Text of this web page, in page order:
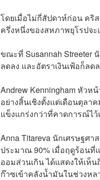
โดยเมื่อไม่กี่สัปดาห์ก่อน คริส
ครึ่งหนึ่งของสหภาพยุโรปจ
ขณะที่ Susannah Streeter
ลดลง และอัตราเงินเฟ้อก็ลด
Andrew Kenningham หัวห
อย่างสิ้นเชิงตั้งแต่เดือนตุล
แข็งแกร่งกว่าที่คาดการณ์ไ
Anna Titareva นักเศรษฐศ
ประมาณ 90% เมื่อฤดูร้อนที่
ออมส่วนเกิน ได้แสดงให้เห็
ก๊าซเข้าคลังน้ำมันในช่วงห